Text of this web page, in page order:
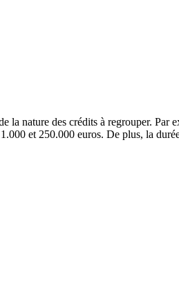
nature des crédits à regrouper. Par
et 250.000 euros. De plus, la